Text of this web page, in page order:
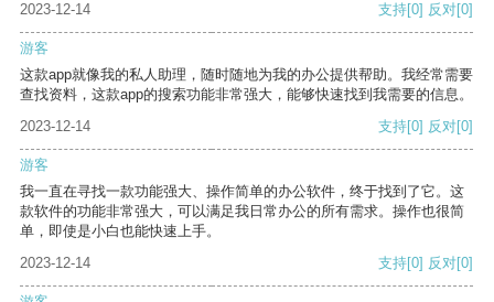
2023-12-14 支持[0] 反对[0]
游客
这款app就像我的私人助理，随时随地为我的办公提供帮助。我经常需要
查找资料，这款app的搜索功能非常强大，能够快速找到我需要的信息。
2023-12-14
支持[0] 反对[0]
游客
我一直在寻找一款功能强大、操作简单的办公软件，终于找到了它。这
款软件的功能非常强大，可以满足我日常办公的所有需求。操作也很简
单，即使是小白也能快速上手。
2023-12-14
支持[0] 反对[0]